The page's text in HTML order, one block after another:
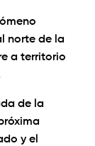
norte de la
a territorio
de la
y el